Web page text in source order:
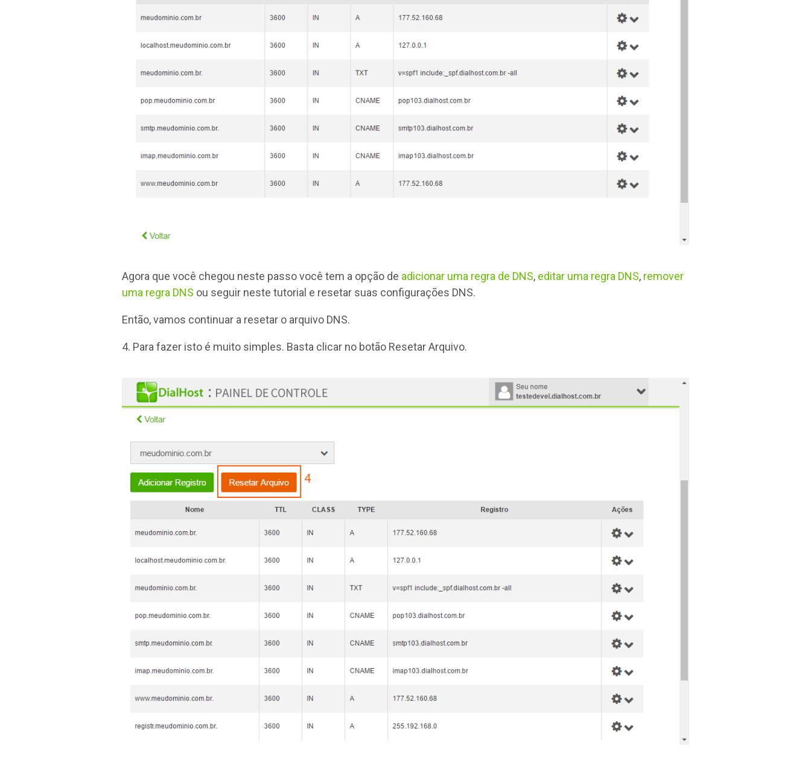
Agora que você chegou neste passo você tem a opção de adicionar uma regra de DNS, editar uma regra DNS, remover
uma regra DNS ou seguir neste tutorial e resetar suas configurações DNS.
Então, vamos continuar a resetar o arquivo DNS.
4. Para fazer isto é muito simples. Basta clicar no botão Resetar Arquivo.